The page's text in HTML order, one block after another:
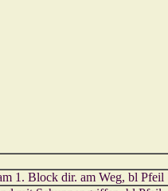
1. Block dir. am Weg, bl Pfeil